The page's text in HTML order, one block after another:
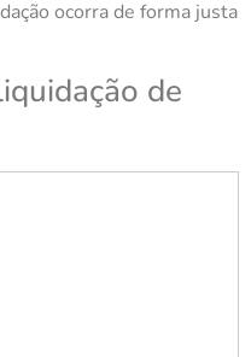
ocorra de forma justa
de